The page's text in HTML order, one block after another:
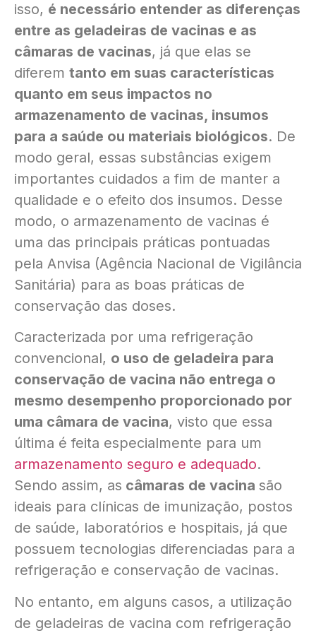
isso, é necessário entender as diferenças
entre as geladeiras de vacinas e as
câmaras de vacinas, já que elas se
diferem tanto em suas características
quanto em seus impactos no
armazenamento de vacinas, insumos
para a saúde ou materiais biológicos. De
modo geral, essas substâncias exigem
importantes cuidados a fim de manter a
qualidade e o efeito dos insumos. Desse
modo, o armazenamento de vacinas é
uma das principais práticas pontuadas
pela Anvisa (Agência Nacional de Vigilância
Sanitária) para as boas práticas de
conservação das doses.
Caracterizada por uma refrigeração
convencional, o uso de geladeira para
conservação de vacina não entrega o
mesmo desempenho proporcionado por
uma câmara de vacina, visto que essa
última é feita especialmente para um
armazenamento seguro e adequado.
Sendo assim, as câmaras de vacina são
ideais para clínicas de imunização, postos
de saúde, laboratórios e hospitais, já que
possuem tecnologias diferenciadas para a
refrigeração e conservação de vacinas.
No entanto, em alguns casos, a utilização
de geladeiras de vacina com refrigeração